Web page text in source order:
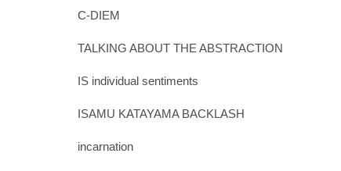
C-DIEM
TALKING ABOUT THE ABSTRACTION
IS individual sentiments
ISAMU KATAYAMA BACKLASH
incarnation